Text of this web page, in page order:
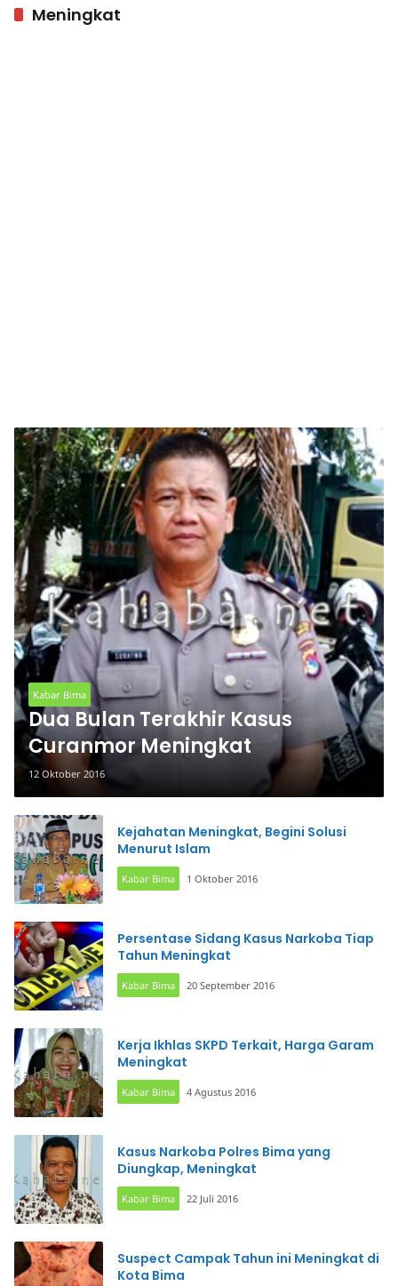
Meningkat
Kabar Bima
Dua Bulan Terakhir Kasus
Curanmor Meningkat
12 Oktober 2016
Kejahatan Meningkat, Begini Solusi
Menurut Islam
Kabar Bima 1 Oktober 2016
Persentase Sidang Kasus Narkoba Tiap
Tahun Meningkat
Kabar Bima 20 September 2016
Kerja Ikhlas SKPD Terkait, Harga Garam
Meningkat
Kabar Bima 4 Agustus 2016
Kasus Narkoba Polres Bima yang
Diungkap, Meningkat
Kabar Bima 22 Juli 2016
Suspect Campak Tahun ini Meningkat di
Kota Bima